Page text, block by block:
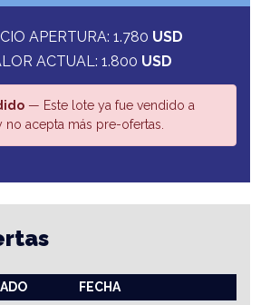
APERTURA: 1.780 USD
ACTUAL: 1.800 USD
— Este lote ya fue vendido a
no acepta más pre-ofertas.
FECHA